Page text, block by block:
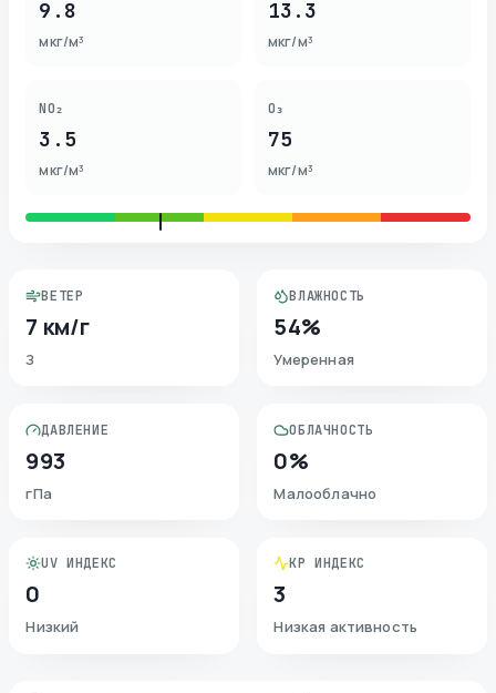
9.8
мкг/м³
13.3
мкг/м³
NO₂
3.5
мкг/м³
O₃
75
мкг/м³
ВЕТЕР
7 км/г
З
ВЛАЖНОСТЬ
54%
Умеренная
ДАВЛЕНИЕ
993
гПа
ОБЛАЧНОСТЬ
0%
Малооблачно
UV ИНДЕКС
0
Низкий
KP ИНДЕКС
3
Низкая активность